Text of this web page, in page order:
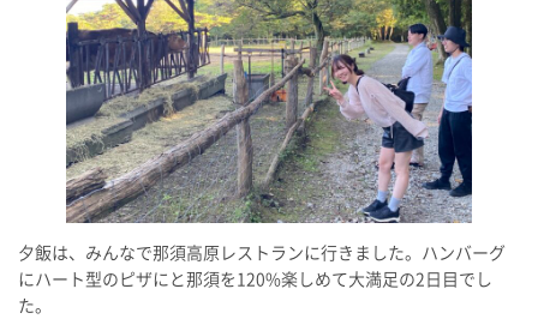
夕飯は、みんなで那須高原レストランに行きました。ハンバーグ
にハート型のピザにと那須を120%楽しめて大満足の2日目でし
た。